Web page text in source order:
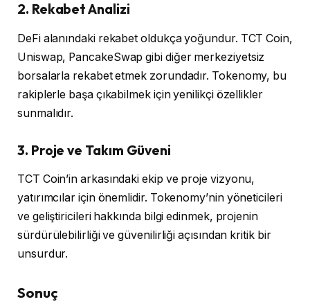
2. Rekabet Analizi
DeFi alanındaki rekabet oldukça yoğundur. TCT Coin,
Uniswap, PancakeSwap gibi diğer merkeziyetsiz
borsalarla rekabet etmek zorundadır. Tokenomy, bu
rakiplerle başa çıkabilmek için yenilikçi özellikler
sunmalıdır.
3. Proje ve Takım Güveni
TCT Coin’in arkasındaki ekip ve proje vizyonu,
yatırımcılar için önemlidir. Tokenomy’nin yöneticileri
ve geliştiricileri hakkında bilgi edinmek, projenin
sürdürülebilirliği ve güvenilirliği açısından kritik bir
unsurdur.
Sonuç